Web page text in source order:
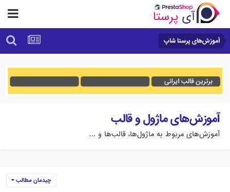
آموزش‌های پرستا شاپ
آموزش‌های ماژول و قالب
آموزش‌های مربوط به ماژول‌ها، قالب‌ها و ...
چیدمان مطالب